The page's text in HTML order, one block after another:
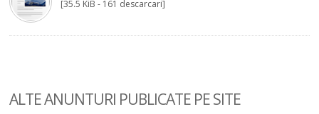
[35.5 KiB - 161 descarcari]
ALTE ANUNTURI PUBLICATE PE SITE